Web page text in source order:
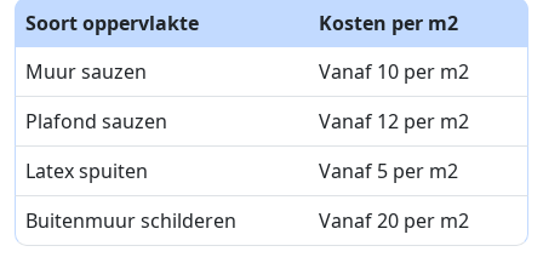
Soort oppervlakte
Kosten per m2
Muur sauzen
Vanaf 10 per m2
Plafond sauzen
Vanaf 12 per m2
Latex spuiten
Vanaf 5 per m2
Buitenmuur schilderen
Vanaf 20 per m2